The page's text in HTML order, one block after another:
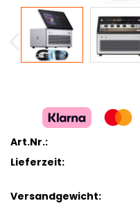
Art.Nr.:
Lieferzeit:
Versandgewicht: